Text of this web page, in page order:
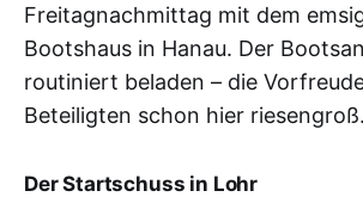
Freitagnachmittag mit dem
Bootshaus in Hanau. Der
routiniert beladen – die
Beteiligten schon hier riesengroß.
Der Startschuss in Lohr